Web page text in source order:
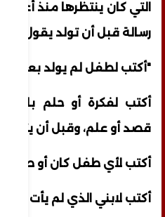
التي كان ينتظرها منذ أعوام
رسالة قبل أن تولد يقول فيها
"أكتب لطفل لم يولد بعد..
أكتب لفكرة أو حلم بات
قصد أو علم، وقبل أن
أكتب لأي طفل كان أو طفلة..
أكتب لابني الذي لم يأت الى